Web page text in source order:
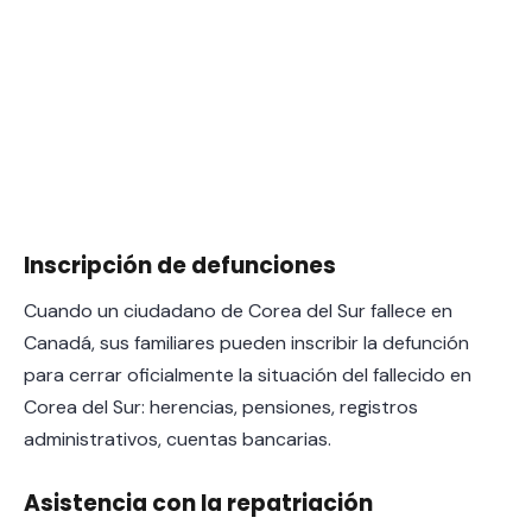
Inscripción de defunciones
Cuando un ciudadano de Corea del Sur fallece en
Canadá, sus familiares pueden inscribir la defunción
para cerrar oficialmente la situación del fallecido en
Corea del Sur: herencias, pensiones, registros
administrativos, cuentas bancarias.
Asistencia con la repatriación